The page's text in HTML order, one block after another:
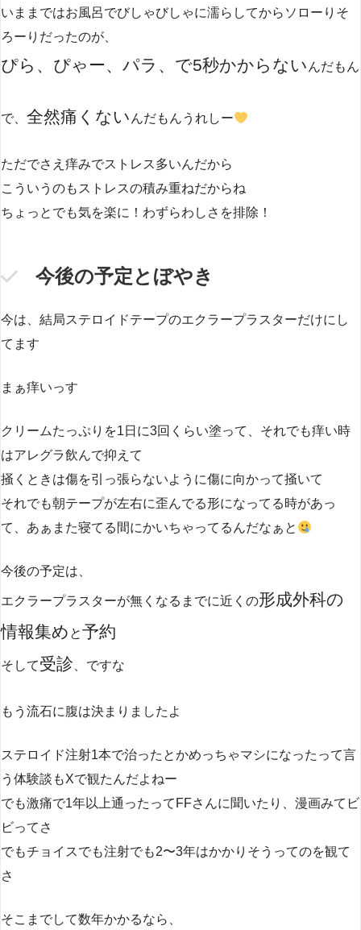
いままではお風呂でびしゃびしゃに濡らしてからソローりそ
ろーりだったのが、
ぴら、ぴゃー、パラ、で5秒かからない んだもん
で、 全然痛くない んだもんうれしー
ただでさえ痒みでストレス多いんだから
こういうのもストレスの積み重ねだからね
ちょっとでも気を楽に！わずらわしさを排除！
今後の予定とぼやき
今は、結局ステロイドテープのエクラープラスターだけにし
てます
まぁ痒いっす
クリームたっぷりを1日に3回くらい塗って、それでも痒い時
はアレグラ飲んで抑えて
掻くときは傷を引っ張らないように傷に向かって掻いて
それでも朝テープが左右に歪んでる形になってる時があっ
て、あぁまた寝てる間にかいちゃってるんだなぁと
今後の予定は、
エクラープラスターが無くなるまでに近くの形成外科の
情報集め と予約
そして受診、ですな
もう流石に腹は決まりましたよ
ステロイド注射1本で治ったとかめっちゃマシになったって言
う体験談もXで観たんだよねー
でも激痛で1年以上通ったってFFさんに聞いたり、漫画みてビ
ビってさ
でもチョイスでも注射でも2〜3年はかかりそうってのを観て
さ
そこまでして数年かかるなら、